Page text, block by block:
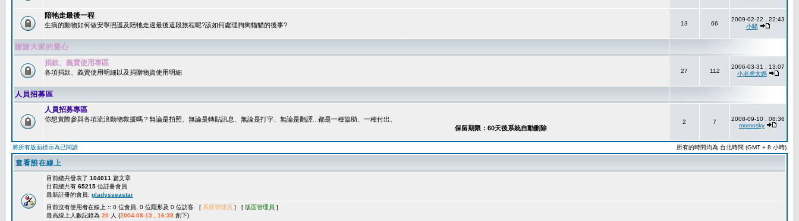
陪牠走最後一程
生病的動物如何做安寧照護及陪牠走過最後這段旅程呢?該如何處理狗狗貓貓的後事? 13 66
2009-02-22 , 22:43
小騷
謝謝大家的愛心
捐款、義賣使用專區
各項捐款、義賣使用明細以及捐贈物資使用明細 27 112
2006-03-31 , 13:07
小老虎大媽
人員招募區
人員招募專區
你想實際參與各項流浪動物救援嗎？無論是拍照、無論是轉貼訊息、無論是打字、無論是翻譯...都是一種協助、一種付出。
保留期限：60天後系統自動刪除
2 7
2008-09-10 , 08:36
momosky
將所有版面標示為已閱讀 所有的時間均為 台北時間 (GMT + 8 小時)
查看誰在線上
目前總共發表了 104011 篇文章
目前總共有 65215 位註冊會員
最新註冊的會員: gladysseastar
目前沒有使用者在線上 :: 0 位會員, 0 位隱形及 0 位訪客 [ 系統管理員 ] [ 版面管理員 ]
最高線上人數記錄為 20 人 (2004-08-13 , 16:38 創下)